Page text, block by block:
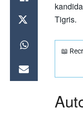
Tigris.
📖